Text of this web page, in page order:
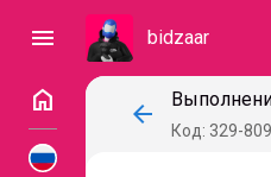
menu bidzaar
home
arrow_back
Код: 329-809